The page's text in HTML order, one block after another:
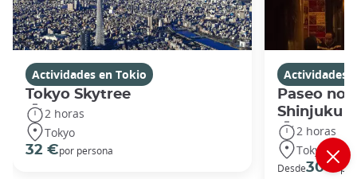
Actividades en Tokio
Tokyo Skytree
2 horas
Tokyo
32 €por persona
Actividades
Paseo
Shinjuku
2 horas
Tokyo
Desde30 €